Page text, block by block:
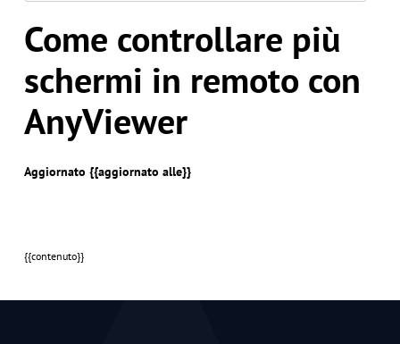
Come controllare più
schermi in remoto con
AnyViewer
Aggiornato {{aggiornato alle}}
{{contenuto}}